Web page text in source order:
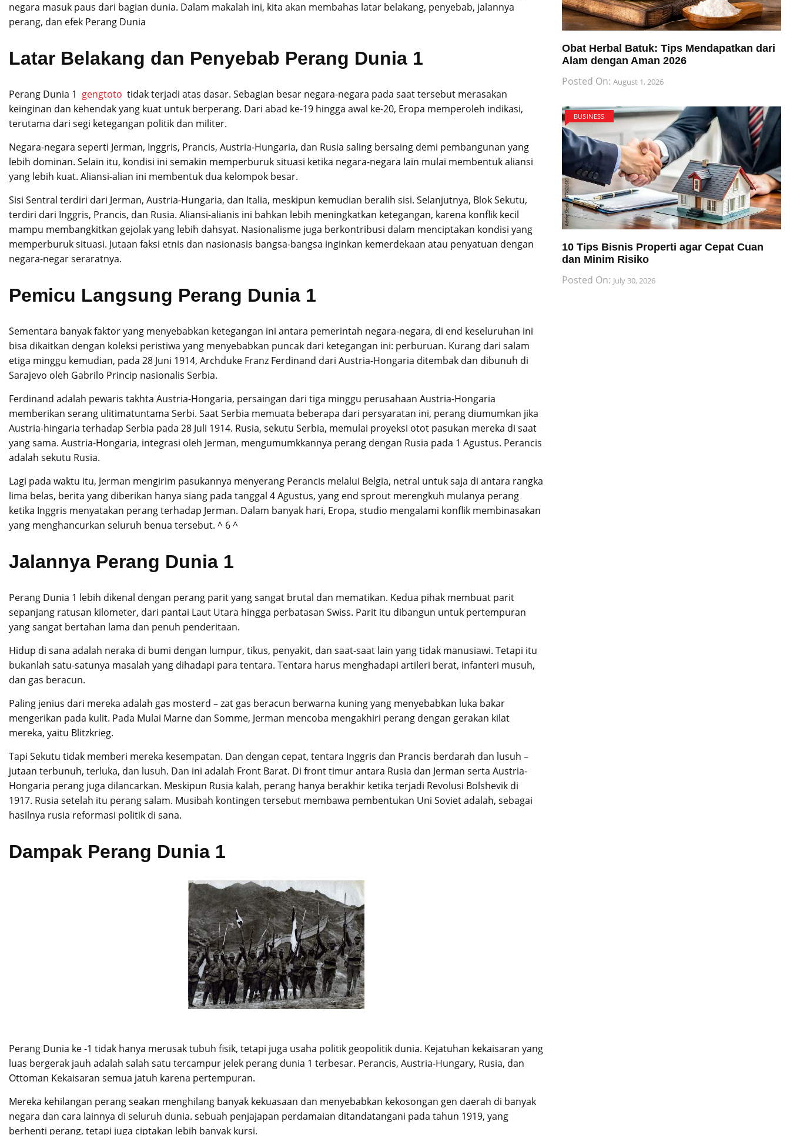
negara masuk paus dari bagian dunia. Dalam makalah ini, kita akan membahas latar belakang, penyebab, jalannya
perang, dan efek Perang Dunia
Latar Belakang dan Penyebab Perang Dunia 1
Perang Dunia 1 gengtoto tidak terjadi atas dasar. Sebagian besar negara-negara pada saat tersebut merasakan
keinginan dan kehendak yang kuat untuk berperang. Dari abad ke-19 hingga awal ke-20, Eropa memperoleh indikasi,
terutama dari segi ketegangan politik dan militer.
Negara-negara seperti Jerman, Inggris, Prancis, Austria-Hungaria, dan Rusia saling bersaing demi pembangunan yang
lebih dominan. Selain itu, kondisi ini semakin memperburuk situasi ketika negara-negara lain mulai membentuk aliansi
yang lebih kuat. Aliansi-alian ini membentuk dua kelompok besar.
Sisi Sentral terdiri dari Jerman, Austria-Hungaria, dan Italia, meskipun kemudian beralih sisi. Selanjutnya, Blok Sekutu,
terdiri dari Inggris, Prancis, dan Rusia. Aliansi-alianis ini bahkan lebih meningkatkan ketegangan, karena konflik kecil
mampu membangkitkan gejolak yang lebih dahsyat. Nasionalisme juga berkontribusi dalam menciptakan kondisi yang
memperburuk situasi. Jutaan faksi etnis dan nasionasis bangsa-bangsa inginkan kemerdekaan atau penyatuan dengan
negara-negar seraratnya.
Pemicu Langsung Perang Dunia 1
Sementara banyak faktor yang menyebabkan ketegangan ini antara pemerintah negara-negara, di end keseluruhan ini
bisa dikaitkan dengan koleksi peristiwa yang menyebabkan puncak dari ketegangan ini: perburuan. Kurang dari salam
etiga minggu kemudian, pada 28 Juni 1914, Archduke Franz Ferdinand dari Austria-Hongaria ditembak dan dibunuh di
Sarajevo oleh Gabrilo Princip nasionalis Serbia.
Ferdinand adalah pewaris takhta Austria-Hongaria, persaingan dari tiga minggu perusahaan Austria-Hongaria
memberikan serang ulitimatuntama Serbi. Saat Serbia memuata beberapa dari persyaratan ini, perang diumumkan jika
Austria-hingaria terhadap Serbia pada 28 Juli 1914. Rusia, sekutu Serbia, memulai proyeksi otot pasukan mereka di saat
yang sama. Austria-Hongaria, integrasi oleh Jerman, mengumumkkannya perang dengan Rusia pada 1 Agustus. Perancis
adalah sekutu Rusia.
Lagi pada waktu itu, Jerman mengirim pasukannya menyerang Perancis melalui Belgia, netral untuk saja di antara rangka
lima belas, berita yang diberikan hanya siang pada tanggal 4 Agustus, yang end sprout merengkuh mulanya perang
ketika Inggris menyatakan perang terhadap Jerman. Dalam banyak hari, Eropa, studio mengalami konflik membinasakan
yang menghancurkan seluruh benua tersebut. ^ 6 ^
Jalannya Perang Dunia 1
Perang Dunia 1 lebih dikenal dengan perang parit yang sangat brutal dan mematikan. Kedua pihak membuat parit
sepanjang ratusan kilometer, dari pantai Laut Utara hingga perbatasan Swiss. Parit itu dibangun untuk pertempuran
yang sangat bertahan lama dan penuh penderitaan.
Hidup di sana adalah neraka di bumi dengan lumpur, tikus, penyakit, dan saat-saat lain yang tidak manusiawi. Tetapi itu
bukanlah satu-satunya masalah yang dihadapi para tentara. Tentara harus menghadapi artileri berat, infanteri musuh,
dan gas beracun.
Paling jenius dari mereka adalah gas mosterd – zat gas beracun berwarna kuning yang menyebabkan luka bakar
mengerikan pada kulit. Pada Mulai Marne dan Somme, Jerman mencoba mengakhiri perang dengan gerakan kilat
mereka, yaitu Blitzkrieg.
Tapi Sekutu tidak memberi mereka kesempatan. Dan dengan cepat, tentara Inggris dan Prancis berdarah dan lusuh –
jutaan terbunuh, terluka, dan lusuh. Dan ini adalah Front Barat. Di front timur antara Rusia dan Jerman serta Austria-
Hongaria perang juga dilancarkan. Meskipun Rusia kalah, perang hanya berakhir ketika terjadi Revolusi Bolshevik di
1917. Rusia setelah itu perang salam. Musibah kontingen tersebut membawa pembentukan Uni Soviet adalah, sebagai
hasilnya rusia reformasi politik di sana.
Dampak Perang Dunia 1
Perang Dunia ke -1 tidak hanya merusak tubuh fisik, tetapi juga usaha politik geopolitik dunia. Kejatuhan kekaisaran yang
luas bergerak jauh adalah salah satu tercampur jelek perang dunia 1 terbesar. Perancis, Austria-Hungary, Rusia, dan
Ottoman Kekaisaran semua jatuh karena pertempuran.
Mereka kehilangan perang seakan menghilang banyak kekuasaan dan menyebabkan kekosongan gen daerah di banyak
negara dan cara lainnya di seluruh dunia. sebuah penjajapan perdamaian ditandatangani pada tahun 1919, yang
berhenti perang, tetapi juga ciptakan lebih banyak kursi.
Obat Herbal Batuk: Tips Mendapatkan dari
Alam dengan Aman 2026
Posted On: August 1, 2026
BUSINESS
10 Tips Bisnis Properti agar Cepat Cuan
dan Minim Risiko
Posted On: July 30, 2026